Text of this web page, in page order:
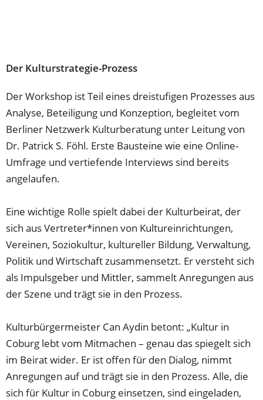
Der Kulturstrategie-Prozess
Der Workshop ist Teil eines dreistufigen Prozesses aus
Analyse, Beteiligung und Konzeption, begleitet vom
Berliner Netzwerk Kulturberatung unter Leitung von
Dr. Patrick S. Föhl. Erste Bausteine wie eine Online-
Umfrage und vertiefende Interviews sind bereits
angelaufen.
Eine wichtige Rolle spielt dabei der Kulturbeirat, der
sich aus Vertreter*innen von Kultureinrichtungen,
Vereinen, Soziokultur, kultureller Bildung, Verwaltung,
Politik und Wirtschaft zusammensetzt. Er versteht sich
als Impulsgeber und Mittler, sammelt Anregungen aus
der Szene und trägt sie in den Prozess.
Kulturbürgermeister Can Aydin betont: „Kultur in
Coburg lebt vom Mitmachen – genau das spiegelt sich
im Beirat wider. Er ist offen für den Dialog, nimmt
Anregungen auf und trägt sie in den Prozess. Alle, die
sich für Kultur in Coburg einsetzen, sind eingeladen,